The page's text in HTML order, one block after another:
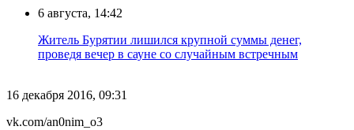
6 августа, 14:42
Житель Бурятии лишился крупной суммы денег,
проведя вечер в сауне со случайным встречным
16 декабря 2016, 09:31
vk.com/an0nim_o3